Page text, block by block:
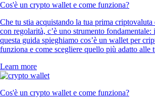
Cos'è un crypto wallet e come funziona?
Che tu stia acquistando la tua prima
con regolarità, c’è uno strumento
questa guida spieghiamo cos’è un wallet per
funziona e come scegliere quello più adatto alle
Learn more
Cos'è un crypto wallet e come funziona?